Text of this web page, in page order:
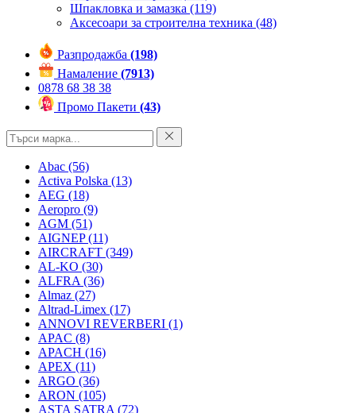
Шпакловка и замазка (119)
Аксесоари за строителна техника (48)
Разпродажба (198)
Намаление (7913)
0878 68 38 38
Промо Пакети (43)
Abac (56)
Activa Polska (13)
AEG (18)
Aeropro (9)
AGM (51)
AIGNEP(11)
AIRCRAFT (349)
AL-KO (30)
ALFRA (36)
Almaz (27)
Altrad-Limex (17)
ANNOVI REVERBERI (1)
APAC (8)
APACH (16)
APEX (11)
ARGO (36)
ARON (105)
ASTA SATRA (72)